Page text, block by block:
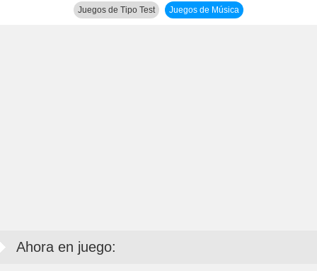
Juegos de Tipo Test Juegos de Música
Ahora en juego: